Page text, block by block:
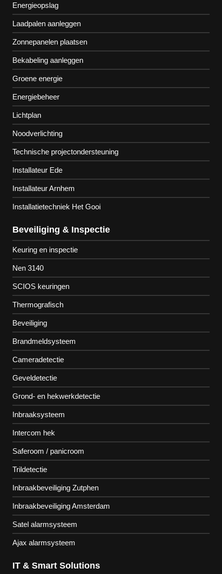
Energieopslag
Laadpalen aanleggen
Zonnepanelen plaatsen
Bekabeling aanleggen
Groene energie
Energiebeheer
Lichtplan
Noodverlichting
Technische projectondersteuning
Installateur Ede
Installateur Arnhem
Installatietechniek Het Gooi
Beveiliging & Inspectie
Keuring en inspectie
Nen 3140
SCIOS keuringen
Thermografisch
Beveiliging
Brandmeldsysteem
Cameradetectie
Geveldetectie
Grond- en hekwerkdetectie
Inbraaksysteem
Intercom hek
Saferoom / panicroom
Trildetectie
Inbraakbeveiliging Zutphen
Inbraakbeveiliging Amsterdam
Satel alarmsysteem
Ajax alarmsysteem
IT & Smart Solutions